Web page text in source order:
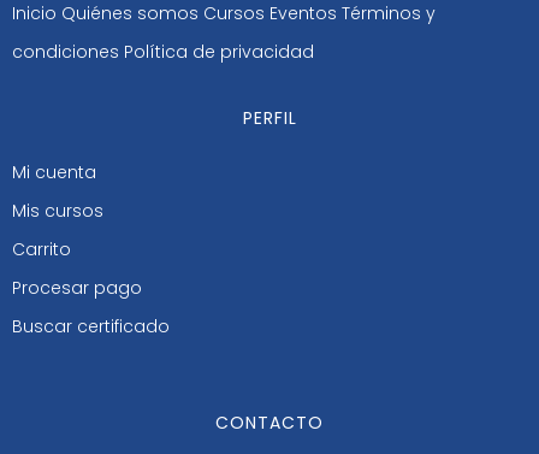
Inicio Quiénes somos Cursos Eventos Términos y
condiciones Política de privacidad
PERFIL
Mi cuenta
Mis cursos
Carrito
Procesar pago
Buscar certificado
CONTACTO